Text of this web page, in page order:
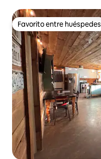
Favorito entre huéspedes
Favorito entre huéspedes